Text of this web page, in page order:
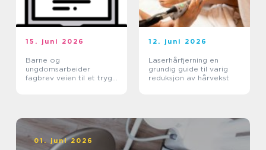
15. juni 2026
Barne og
ungdomsarbeider
fagbrev veien til et trygt
12. juni 2026
Laserhårfjerning en
grundig guide til varig
reduksjon av hårvekst
01. juni 2026